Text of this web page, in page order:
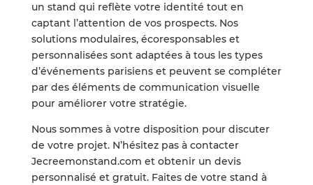
un stand qui reflète votre identité tout en
captant l’attention de vos prospects. Nos
solutions modulaires, écoresponsables et
personnalisées sont adaptées à tous les types
d’événements parisiens et peuvent se compléter
par des éléments de communication visuelle
pour améliorer votre stratégie.
Nous sommes à votre disposition pour discuter
de votre projet. N’hésitez pas à contacter
Jecreemonstand.com et obtenir un devis
personnalisé et gratuit. Faites de votre stand à